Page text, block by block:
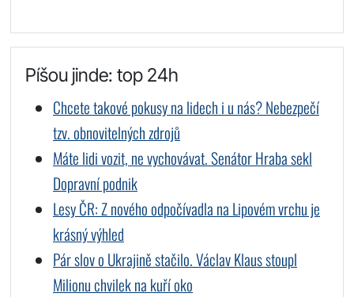
Píšou jinde: top 24h
Chcete takové pokusy na lidech i u nás? Nebezpečí
tzv. obnovitelných zdrojů
Máte lidi vozit, ne vychovávat. Senátor Hraba sekl
Dopravní podnik
Lesy ČR: Z nového odpočívadla na Lipovém vrchu je
krásný výhled
Pár slov o Ukrajině stačilo. Václav Klaus stoupl
Milionu chvilek na kuří oko